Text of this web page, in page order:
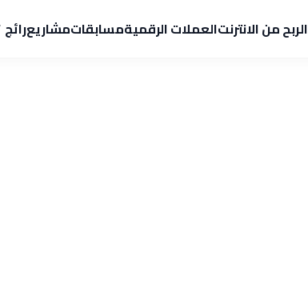
الربح من الانترنتالعملات الرقميةمسابقاتمشاريعرائج